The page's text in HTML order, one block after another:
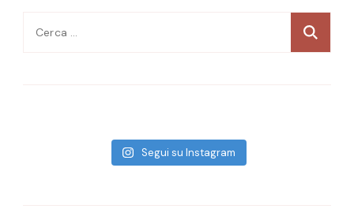
Ricerca
Segui su Instagram